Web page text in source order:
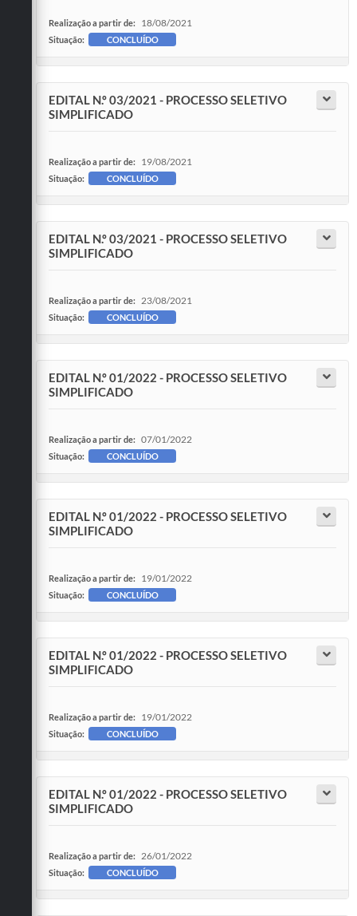
Realização a partir de: 18/08/2021
Situação: CONCLUÍDO
EDITAL N.º 03/2021 - PROCESSO SELETIVO
SIMPLIFICADO
Realização a partir de: 19/08/2021
Situação: CONCLUÍDO
EDITAL N.º 03/2021 - PROCESSO SELETIVO
SIMPLIFICADO
Realização a partir de: 23/08/2021
Situação: CONCLUÍDO
EDITAL N.º 01/2022 - PROCESSO SELETIVO
SIMPLIFICADO
Realização a partir de: 07/01/2022
Situação: CONCLUÍDO
EDITAL N.º 01/2022 - PROCESSO SELETIVO
SIMPLIFICADO
Realização a partir de: 19/01/2022
Situação: CONCLUÍDO
EDITAL N.º 01/2022 - PROCESSO SELETIVO
SIMPLIFICADO
Realização a partir de: 19/01/2022
Situação: CONCLUÍDO
EDITAL N.º 01/2022 - PROCESSO SELETIVO
SIMPLIFICADO
Realização a partir de: 26/01/2022
Situação: CONCLUÍDO